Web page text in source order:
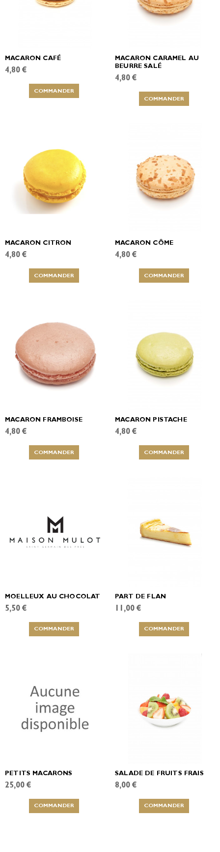
MACARON CAFÉ
4,80 €
COMMANDER
MACARON CARAMEL AU
BEURRE SALÉ
4,80 €
COMMANDER
MACARON CITRON
4,80 €
COMMANDER
MACARON CÔME
4,80 €
COMMANDER
MACARON FRAMBOISE
4,80 €
COMMANDER
MACARON PISTACHE
4,80 €
COMMANDER
MOELLEUX AU CHOCOLAT
5,50 €
COMMANDER
PART DE FLAN
11,00 €
COMMANDER
PETITS MACARONS
25,00 €
COMMANDER
SALADE DE FRUITS FRAIS
8,00 €
COMMANDER